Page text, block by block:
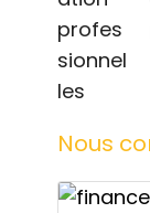
Nous